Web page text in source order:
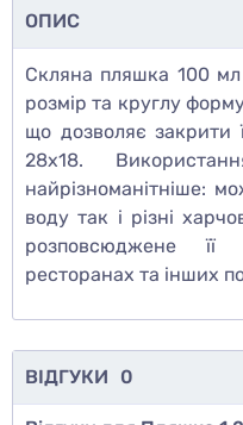
ОПИС
Скляна пляшка 100 мл
розмір та круглу
що дозволяє закрити
28х18.
найрізноманітніше:
воду так і різні
розповсюджене
ресторанах та інших
ВІДГУКИ 0